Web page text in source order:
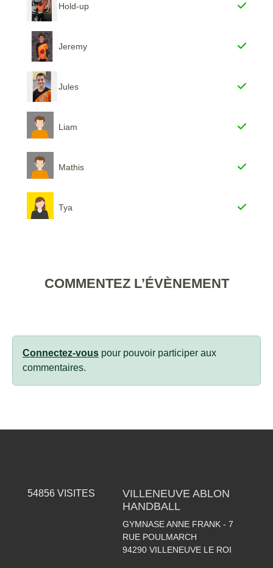
Hold-up
Jeremy
Jules
Liam
Mathis
Tya
COMMENTEZ L’ÉVÈNEMENT
Connectez-vous pour pouvoir participer aux
commentaires.
54856VISITES
VILLENEUVE ABLON
HANDBALL
GYMNASE ANNE FRANK - 7
RUE POULMARCH
94290 VILLENEUVE LE ROI